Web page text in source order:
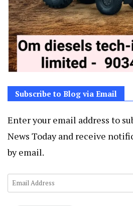
Subscribe to Blog via Email
Enter your email address to
News Today and receive
by email.
Email